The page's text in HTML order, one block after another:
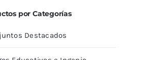
por Categorías
Destacados